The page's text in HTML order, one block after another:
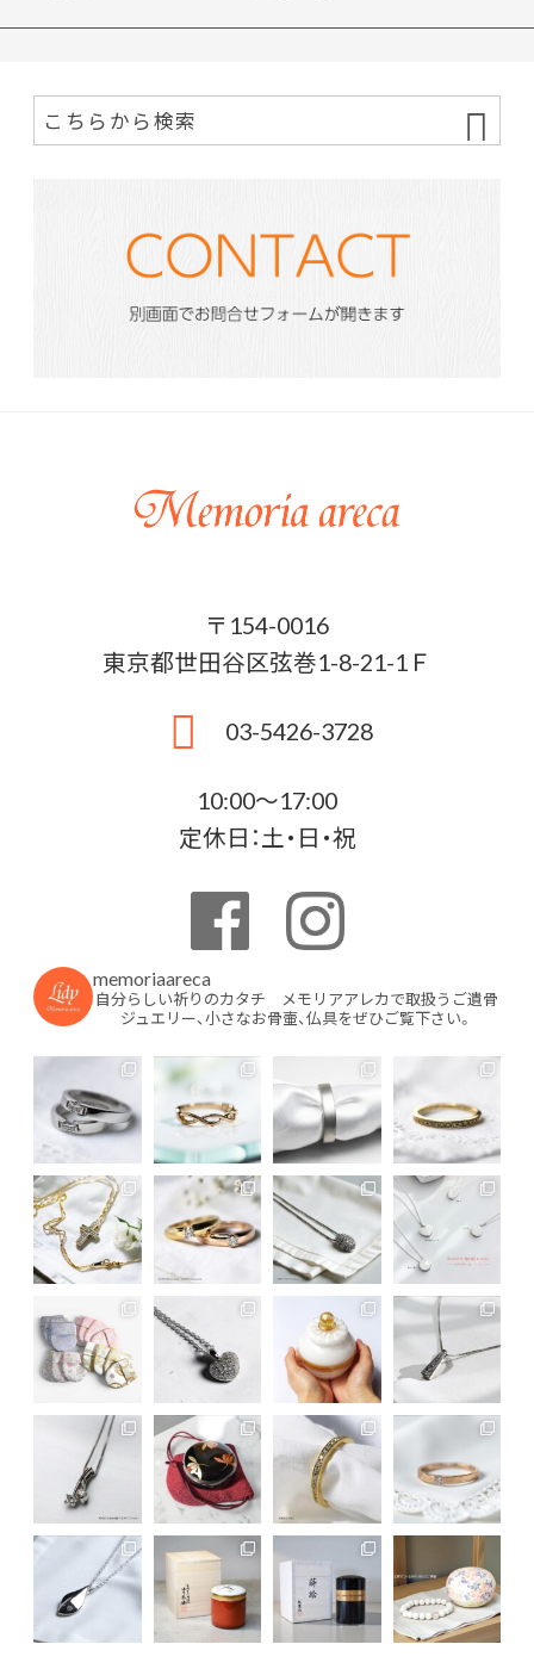
〒154-0016
東京都世田谷区弦巻1-8-21-1Ｆ
03-5426-3728
10:00〜17:00
定休日：土・日・祝
memoriaareca
自分らしい祈りのカタチ メモリアアレカで取扱うご遺骨
ジュエリー、小さなお骨壷、仏具をぜひご覧下さい。